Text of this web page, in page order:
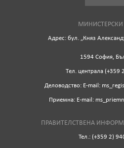
МИНИСТЕРСКИ
Адрес: бул. „Княз
1594 София,
Tел. централа (+359
Деловодство: Е-mail:
Приемна: Е-mail:
ПРАВИТЕЛСТВЕНА
Тел.: (+359 2)